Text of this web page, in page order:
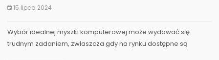
15 lipca 2024
Wybór idealnej myszki komputerowej może wydawać się
trudnym zadaniem, zwłaszcza gdy na rynku dostępne są